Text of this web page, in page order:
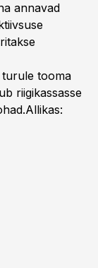
annavad
turule tooma
riigikassasse
Allikas: